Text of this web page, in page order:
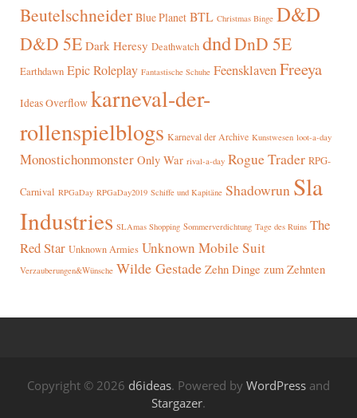
Beutelschneider Blue Planet BTL Christmas Binge D&D
D&D 5E Dark Heresy Deathwatch dndDnD 5E
Earthdawn Epic Roleplay Fantastische Schuhe FeensklavenFreeya
Ideas Overflow karneval-der-
rollenspielblogs Karneval der Archive Kunstwesen loot-a-day
Monostichonmonster Only War rival-a-day Rogue Trader RPG-
Carnival RPGaDay RPGaDay2019 Schiffe und Kapitäne Shadowrun Sla
Industries SLAmas Shopping Sommerverdichtung Tage des Ruins The
Red Star Unknown Armies Unknown Mobile Suit
Verzauberungen&Wünsche Wilde Gestade Zehn Dinge zum Zehnten
Copyright © 2026 d6ideas. Powered by WordPress and
Stargazer.